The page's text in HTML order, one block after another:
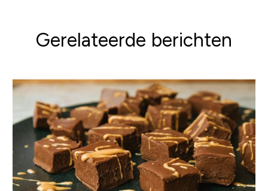
Gerelateerde berichten